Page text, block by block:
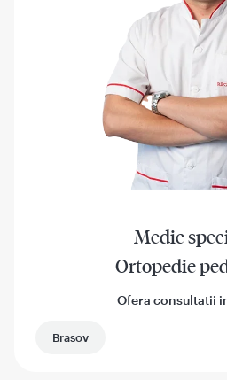
Medic
Ortopedie
Ofera consultatii
Brasov